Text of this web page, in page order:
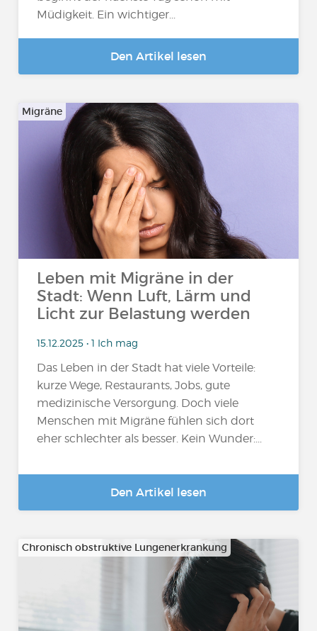
Müdigkeit. Ein wichtiger...
Den Artikel lesen
Migräne
Leben mit Migräne in der
Stadt: Wenn Luft, Lärm und
Licht zur Belastung werden
15.12.2025 • 1 Ich mag
Das Leben in der Stadt hat viele Vorteile:
kurze Wege, Restaurants, Jobs, gute
medizinische Versorgung. Doch viele
Menschen mit Migräne fühlen sich dort
eher schlechter als besser. Kein Wunder:...
Den Artikel lesen
Chronisch obstruktive Lungenerkrankung